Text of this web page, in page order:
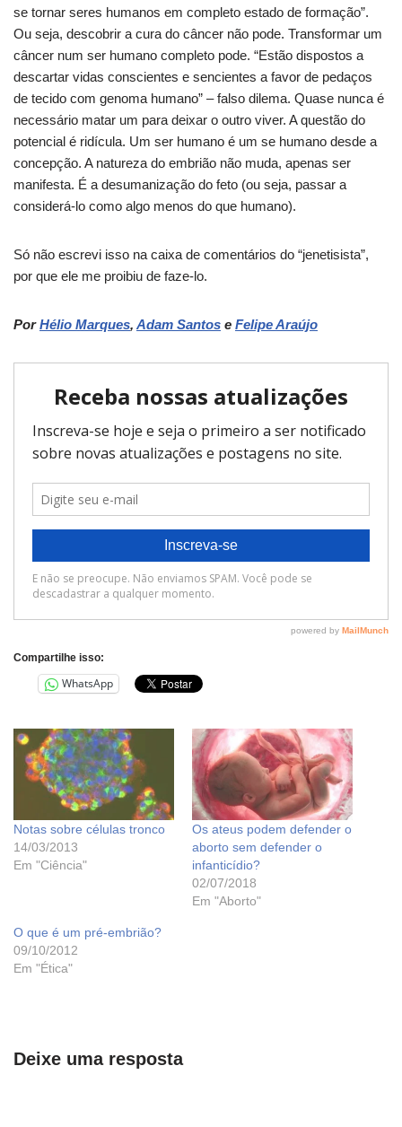
se tornar seres humanos em completo estado de formação”.
Ou seja, descobrir a cura do câncer não pode. Transformar um
câncer num ser humano completo pode. “Estão dispostos a
descartar vidas conscientes e sencientes a favor de pedaços
de tecido com genoma humano” – falso dilema. Quase nunca é
necessário matar um para deixar o outro viver. A questão do
potencial é ridícula. Um ser humano é um se humano desde a
concepção. A natureza do embrião não muda, apenas ser
manifesta. É a desumanização do feto (ou seja, passar a
considerá-lo como algo menos do que humano).
Só não escrevi isso na caixa de comentários do “jenetisista”,
por que ele me proibiu de faze-lo.
PorHélio Marques, Adam Santos e Felipe Araújo
Compartilhe isso:
WhatsApp
Notas sobre células tronco
14/03/2013
Em "Ciência"
Os ateus podem defender o
aborto sem defender o
infanticídio?
02/07/2018
Em "Aborto"
O que é um pré-embrião?
09/10/2012
Em "Ética"
Deixe uma resposta